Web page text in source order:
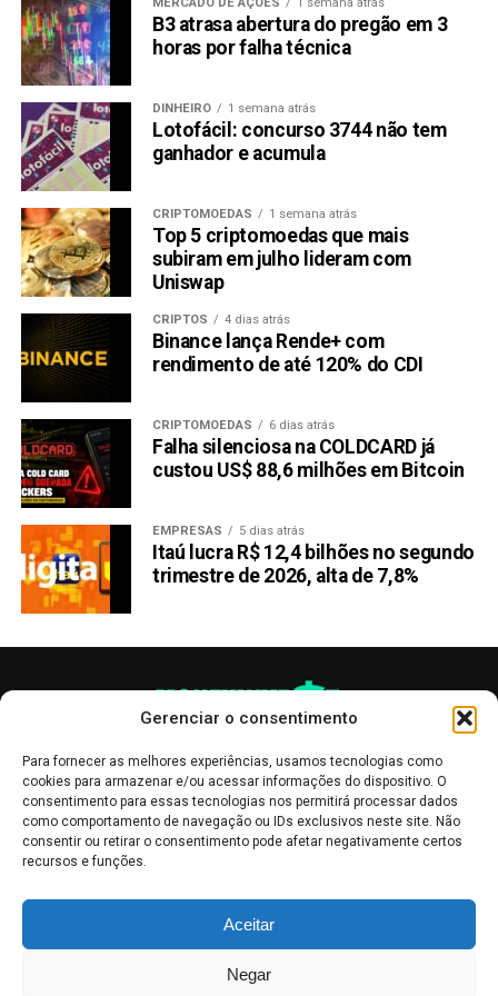
Gerenciar o consentimento
Para fornecer as melhores experiências, usamos tecnologias como
cookies para armazenar e/ou acessar informações do dispositivo. O
consentimento para essas tecnologias nos permitirá processar dados
como comportamento de navegação ou IDs exclusivos neste site. Não
consentir ou retirar o consentimento pode afetar negativamente certos
recursos e funções.
Aceitar
Negar
Compartilhar:
Copy
Link
WhatsApp
TÓPICOS RELACIONADOS: PRESS RELEASE
PRÓXIMA:
As 3 principais moedas abaixo de US$ 1 que
poderiam multiplicar por 10 o seu portfólio em 2024
são: Floki, KangaMoon e Sei
NÃO PERCA:
Cripto Raboo Oferece NFTs e Experiência Social-Fi.
Como RABT se Compara ao Shiba Inu (SHIB) e Axie
Infinity
B3 atrasa abertura do pregão em 3
horas por falha técnica
DINHEIRO 1 semana atrás
Lotofácil: concurso 3744 não tem
ganhador e acumula
CRIPTOMOEDAS 1 semana atrás
Top 5 criptomoedas que mais
subiram em julho lideram com
Uniswap
CRIPTOS 4 dias atrás
Binance lança Rende+ com
rendimento de até 120% do CDI
CRIPTOMOEDAS 6 dias atrás
Falha silenciosa na COLDCARD já
custou US$ 88,6 milhões em Bitcoin
EMPRESAS 5 dias atrás
Itaú lucra R$ 12,4 bilhões no segundo
trimestre de 2026, alta de 7,8%
informativo, servindo como boletins de divulgação, e não devem ser
interpretadas como recomendações de investimento.Leia mais
Bolsa de Valores